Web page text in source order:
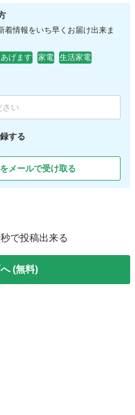
着情報をいち早くお届け出来ま
げます 家電
生活家電
する
メールで受け取る
で投稿出来る
(無料)